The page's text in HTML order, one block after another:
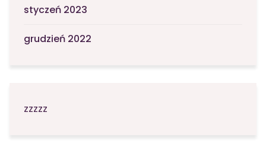
styczeń 2023
grudzień 2022
zzzzz